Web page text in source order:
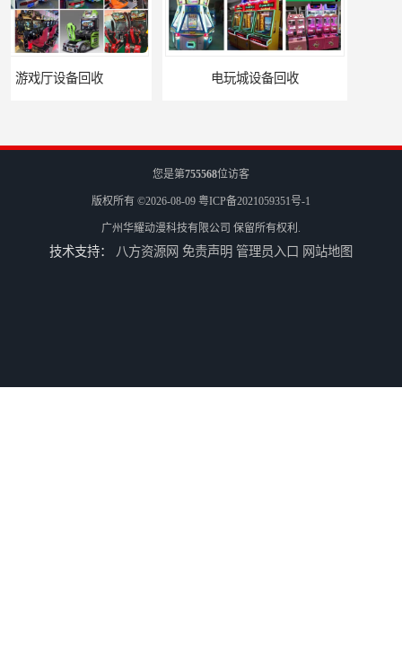
电玩城设备回收 全国二手游艺机上门回收公司
您是第755568位访客
版权所有 ©2026-08-09 粤ICP备2021059351号-1
广州华耀动漫科技有限公司 保留所有权利.
技术支持： 八方资源网 免责声明 管理员入口 网站地图